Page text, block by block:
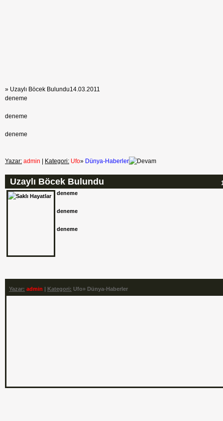
» Uzaylı Böcek Bulundu14.03.2011
deneme
deneme
deneme
Yazar: admin Kategori: Ufo» Dünya-Haberler
Uzaylı Böcek Bulundu
deneme
deneme
deneme
Yazar: admin | Kategori: Ufo» Dünya-